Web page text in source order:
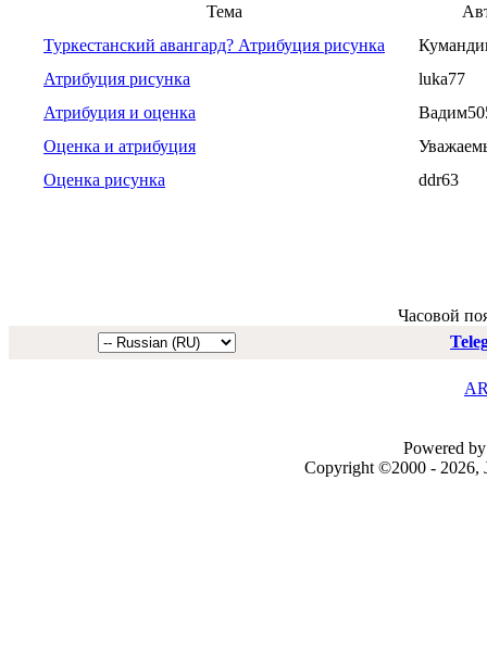
Тема
Туркестанский авангард? Атрибуция рисунка
Атрибуция рисунка
luka77
Атрибуция и оценка
Оценка и атрибуция
Оценка рисунка
ddr63
Часовой
Powered
Copyright ©2000 - 2026,